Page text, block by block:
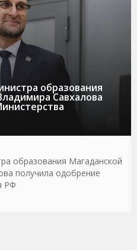
образования
Савхалова
образования Магаданской
получила одобрение
РФ